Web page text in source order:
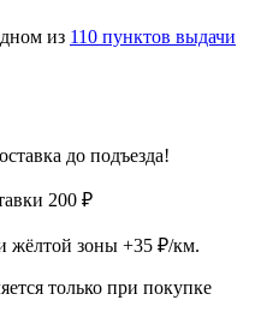
из 110 пунктов выдачи
до подъезда!
200 ₽
жёлтой зоны +35 ₽/км.
только при покупке